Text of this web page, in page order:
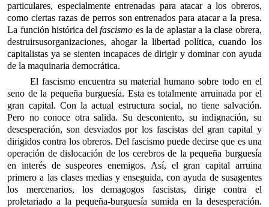
particulares, especialmente entrenadas para atacar a los obreros,
como ciertas razas de perros son entrenados para atacar a la presa.
La función histórica delfascismo es la de aplastar a la clase obrera,
destruirsusorganizaciones, ahogar la libertad política, cuando los
capitalistas ya se sienten incapaces de dirigir y dominar con ayuda
de la maquinaria democrática.
El fascismo encuentra su material humano sobre todo en el
seno de la pequeña burguesía. Esta es totalmente arruinada por el
gran capital. Con la actual estructura social, no tiene salvación.
Pero no conoce otra salida. Su descontento, su indignación, su
desesperación, son desviados por los fascistas del gran capital y
dirigidos contra los obreros. Del fascismo puede decirse que es una
operación de dislocación de los cerebros de la pequeña burguesía
en interés de suspeores enemigos. Así, el gran capital arruina
primero a las clases medias y enseguida, con ayuda de susagentes
los mercenarios, los demagogos fascistas, dirige contra el
proletariado a la pequeña-burguesía sumida en la desesperación.